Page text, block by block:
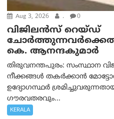
Aug 3, 2026 . 0
വിജിലൻസ് റെയ്‌ഡ്‌
കെ. ആനന്ദകുമാർ
തിരുവനന്തപുരം: സംസ്ഥാന
നീക്കങ്ങൾ തകർക്കാൻ
ഉദ്യോഗസ്ഥർ
ഗൗരവതരവും...
KERALA